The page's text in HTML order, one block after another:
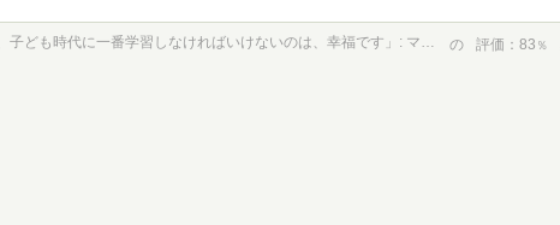
「だから、子ども時代に一番学習しなければいけないのは、幸福です」: ママたちとの対話から生まれた子育ての知恵ツイート41 (教育単行本) の 評価 83 ％